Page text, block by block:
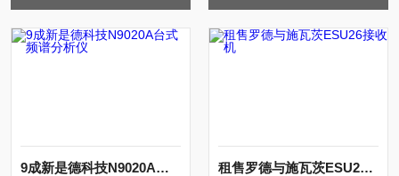
9成新是德科技N9020A台式频谱分析仪 租售罗德与施瓦茨ESU26接收机